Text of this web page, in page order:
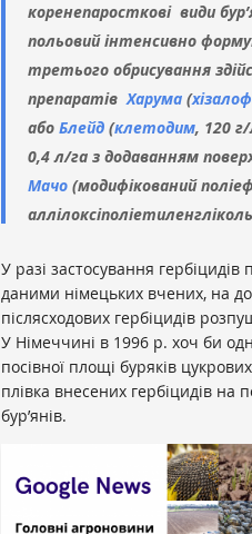
коренепаросткові види
польовий інтенсивно
третього обрисування
препаратівХарума (
або Блейд (клетодим, 120
0,4 л/га з додаванням
Мачо (модифікований
У разі застосування
даними німецьких вчених, на
післясходових гербіцидів
У Німеччині в 1996 р. хоч би
посівної площі буряків
плівка внесених гербіцидів на
бур’янів.